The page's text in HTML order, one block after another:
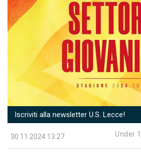
Iscriviti alla newsletter U.S. Lecce!
30.11.2024 13:27 Under